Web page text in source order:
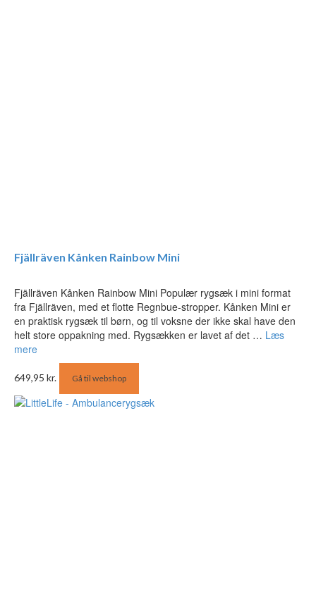
Fjällräven Kånken Rainbow Mini
Fjällräven Kånken Rainbow Mini Populær rygsæk i mini format
fra Fjällräven, med et flotte Regnbue-stropper. Kånken Mini er
en praktisk rygsæk til børn, og til voksne der ikke skal have den
helt store oppakning med. Rygsækken er lavet af det … Læs
mere
649,95 kr. Gå til webshop